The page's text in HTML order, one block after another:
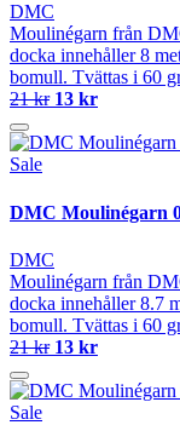
DMC
Moulinégarn från
docka innehåller 8
bomull. Tvättas i 60
21 kr 13 kr
Sale
DMC Moulinégarn
DMC
Moulinégarn från
docka innehåller 8.7
bomull. Tvättas i 60
21 kr 13 kr
Sale